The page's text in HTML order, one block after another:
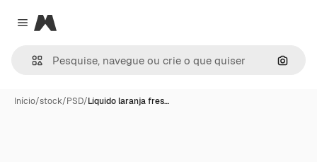
Close menu
Magnific
Início/stock/PSD/Líquido laranja fres…